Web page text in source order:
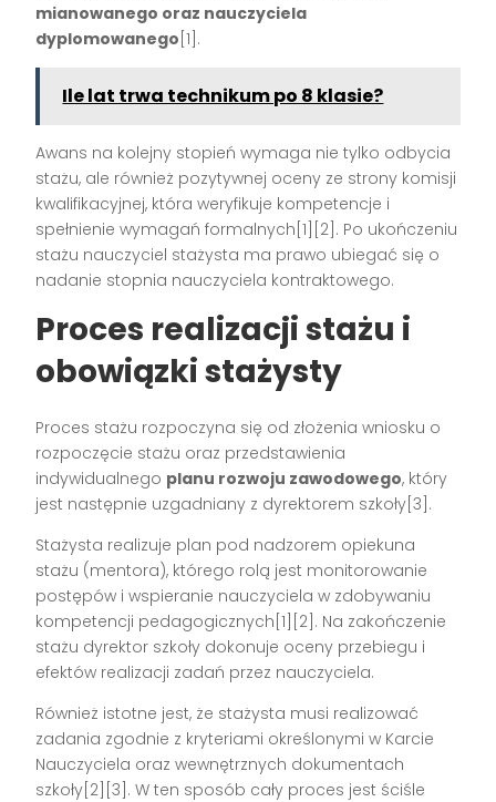
mianowanego oraz nauczyciela
dyplomowanego [1].
Ile lat trwa technikum po 8 klasie?
Awans na kolejny stopień wymaga nie tylko odbycia
stażu, ale również pozytywnej oceny ze strony komisji
kwalifikacyjnej, która weryfikuje kompetencje i
spełnienie wymagań formalnych[1][2]. Po ukończeniu
stażu nauczyciel stażysta ma prawo ubiegać się o
nadanie stopnia nauczyciela kontraktowego.
Proces realizacji stażu i
obowiązki stażysty
Proces stażu rozpoczyna się od złożenia wniosku o
rozpoczęcie stażu oraz przedstawienia
indywidualnego planu rozwoju zawodowego, który
jest następnie uzgadniany z dyrektorem szkoły[3].
Stażysta realizuje plan pod nadzorem opiekuna
stażu (mentora), którego rolą jest monitorowanie
postępów i wspieranie nauczyciela w zdobywaniu
kompetencji pedagogicznych[1][2]. Na zakończenie
stażu dyrektor szkoły dokonuje oceny przebiegu i
efektów realizacji zadań przez nauczyciela.
Również istotne jest, że stażysta musi realizować
zadania zgodnie z kryteriami określonymi w Karcie
Nauczyciela oraz wewnętrznych dokumentach
szkoły[2][3]. W ten sposób cały proces jest ściśle